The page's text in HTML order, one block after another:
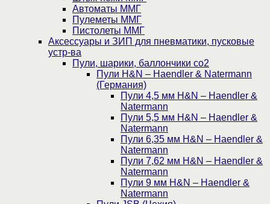
Автоматы ММГ
Пулеметы ММГ
Пистолеты ММГ
Аксессуары и ЗИП для пневматики, пусковые
устр-ва
Пули, шарики, баллончики со2
Пули H&N – Haendler & Natermann
(Германия)
Пули 4,5 мм H&N – Haendler &
Natermann
Пули 5,5 мм H&N – Haendler &
Natermann
Пули 6,35 мм H&N – Haendler &
Natermann
Пули 7,62 мм H&N – Haendler &
Natermann
Пули 9 мм H&N – Haendler &
Natermann